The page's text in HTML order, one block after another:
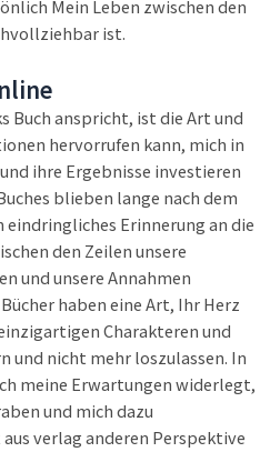
Mein Leben zwischen den
ist.
Buch anspricht, ist die Art und
hervorrufen kann, mich in
ihre Ergebnisse investieren
blieben lange nach dem
eindringliches Erinnerung an die
den Zeilen unsere
und unsere Annahmen
haben eine Art, Ihr Herz
Charakteren und
und nicht mehr loszulassen. In
meine Erwartungen widerlegt,
und mich dazu
verlag anderen Perspektive